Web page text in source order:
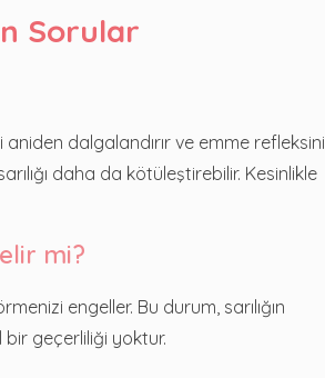
Sorular
dalgalandırır ve emme refleksini
daha da kötüleştirebilir. Kesinlikle
mi?
engeller. Bu durum, sarılığın
bir geçerliliği yoktur.